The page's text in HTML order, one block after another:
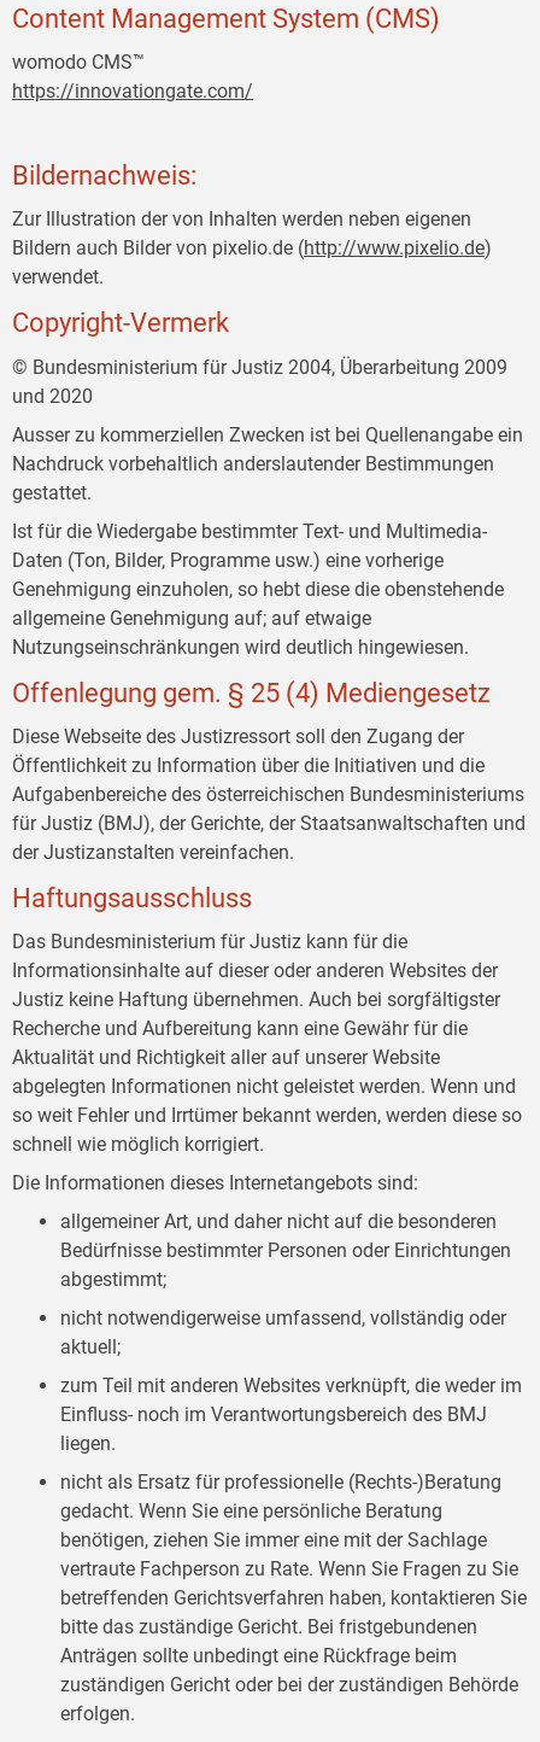
Content Management System (CMS)
womodo CMS™
https://innovationgate.com/
Bildernachweis:
Zur Illustration der von Inhalten werden neben eigenen
Bildern auch Bilder von pixelio.de (http://www.pixelio.de)
verwendet.
Copyright-Vermerk
© Bundesministerium für Justiz 2004, Überarbeitung 2009
und 2020
Ausser zu kommerziellen Zwecken ist bei Quellenangabe ein
Nachdruck vorbehaltlich anderslautender Bestimmungen
gestattet.
Ist für die Wiedergabe bestimmter Text- und Multimedia-
Daten (Ton, Bilder, Programme usw.) eine vorherige
Genehmigung einzuholen, so hebt diese die obenstehende
allgemeine Genehmigung auf; auf etwaige
Nutzungseinschränkungen wird deutlich hingewiesen.
Offenlegung gem. § 25 (4) Mediengesetz
Diese Webseite des Justizressort soll den Zugang der
Öffentlichkeit zu Information über die Initiativen und die
Aufgabenbereiche des österreichischen Bundesministeriums
für Justiz (BMJ), der Gerichte, der Staatsanwaltschaften und
der Justizanstalten vereinfachen.
Haftungsausschluss
Das Bundesministerium für Justiz kann für die
Informationsinhalte auf dieser oder anderen Websites der
Justiz keine Haftung übernehmen. Auch bei sorgfältigster
Recherche und Aufbereitung kann eine Gewähr für die
Aktualität und Richtigkeit aller auf unserer Website
abgelegten Informationen nicht geleistet werden. Wenn und
so weit Fehler und Irrtümer bekannt werden, werden diese so
schnell wie möglich korrigiert.
Die Informationen dieses Internetangebots sind:
allgemeiner Art, und daher nicht auf die besonderen
Bedürfnisse bestimmter Personen oder Einrichtungen
abgestimmt;
nicht notwendigerweise umfassend, vollständig oder
aktuell;
zum Teil mit anderen Websites verknüpft, die weder im
Einfluss- noch im Verantwortungsbereich des BMJ
liegen.
nicht als Ersatz für professionelle (Rechts-)Beratung
gedacht. Wenn Sie eine persönliche Beratung
benötigen, ziehen Sie immer eine mit der Sachlage
vertraute Fachperson zu Rate. Wenn Sie Fragen zu Sie
betreffenden Gerichtsverfahren haben, kontaktieren Sie
bitte das zuständige Gericht. Bei fristgebundenen
Anträgen sollte unbedingt eine Rückfrage beim
zuständigen Gericht oder bei der zuständigen Behörde
erfolgen.